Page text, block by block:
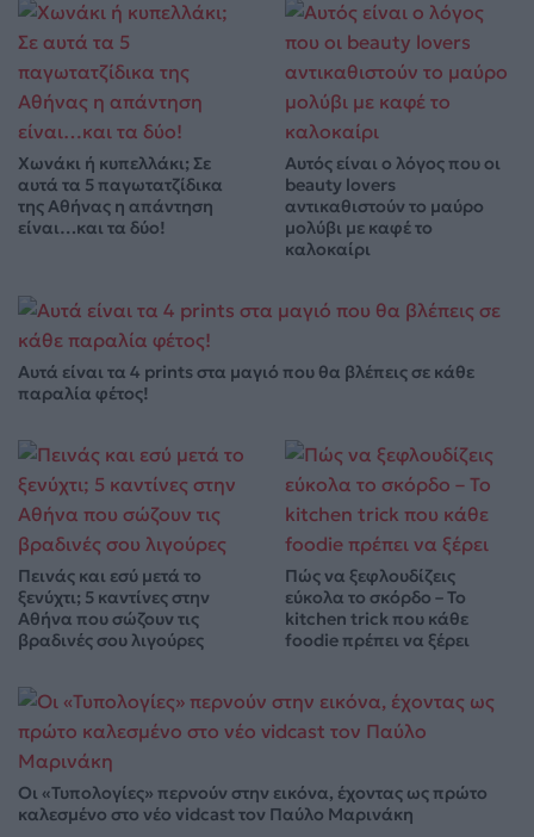
Χωνάκι ή κυπελλάκι; Σε
αυτά τα 5 παγωτατζίδικα
της Αθήνας η απάντηση
είναι…και τα δύο!
Αυτός είναι ο λόγος που οι
beauty lovers
αντικαθιστούν το μαύρο
μολύβι με καφέ το
καλοκαίρι
Αυτά είναι τα 4 prints στα μαγιό που θα βλέπεις σε κάθε
παραλία φέτος!
Πεινάς και εσύ μετά το
ξενύχτι; 5 καντίνες στην
Αθήνα που σώζουν τις
βραδινές σου λιγούρες
Πώς να ξεφλουδίζεις
εύκολα το σκόρδο – Το
kitchen trick που κάθε
foodie πρέπει να ξέρει
Οι «Τυπολογίες» περνούν στην εικόνα, έχοντας ως πρώτο
καλεσμένο στο νέο vidcast τον Παύλο Μαρινάκη